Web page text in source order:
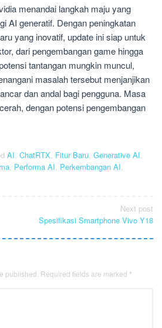
menandai langkah maju yang
AI generatif. Dengan peningkatan
yang inovatif, update ini siap untuk
dari pengembangan game hingga
tantangan mungkin muncul,
masalah tersebut menjanjikan
dan andal bagi pengguna. Masa
dengan potensi pengembangan
AI, ChatRTX, Fitur Baru, Generative AI,
, Performa AI, Perkembangan AI,
Next post
Spesifikasi Smartphone Vivo Y18
published. Required fields are marked *